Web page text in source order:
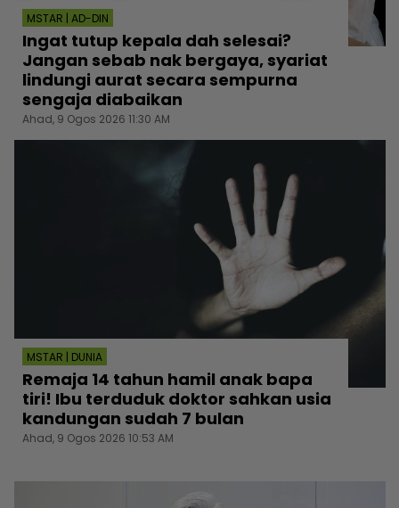
MSTAR | AD-DIN
Ingat tutup kepala dah selesai?
Jangan sebab nak bergaya, syariat
lindungi aurat secara sempurna
sengaja diabaikan
Ahad, 9 Ogos 2026 11:30 AM
MSTAR | DUNIA
Remaja 14 tahun hamil anak bapa
tiri! Ibu terduduk doktor sahkan usia
kandungan sudah 7 bulan
Ahad, 9 Ogos 2026 10:53 AM